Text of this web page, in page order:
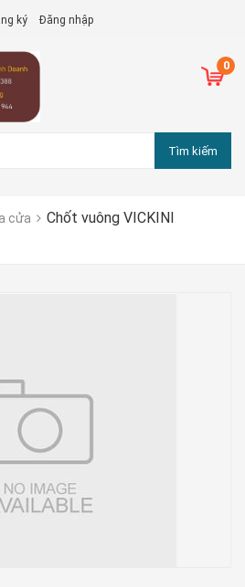
ký Đăng nhập
0
Tìm kiếm
cửa
Chốt vuông VICKINI